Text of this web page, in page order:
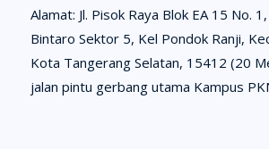
Alamat: Jl. Pisok Raya Blok EA 15 No.
Bintaro Sektor 5, Kel Pondok Ranji,
Kota Tangerang Selatan, 15412 (20
jalan pintu gerbang utama Kampus